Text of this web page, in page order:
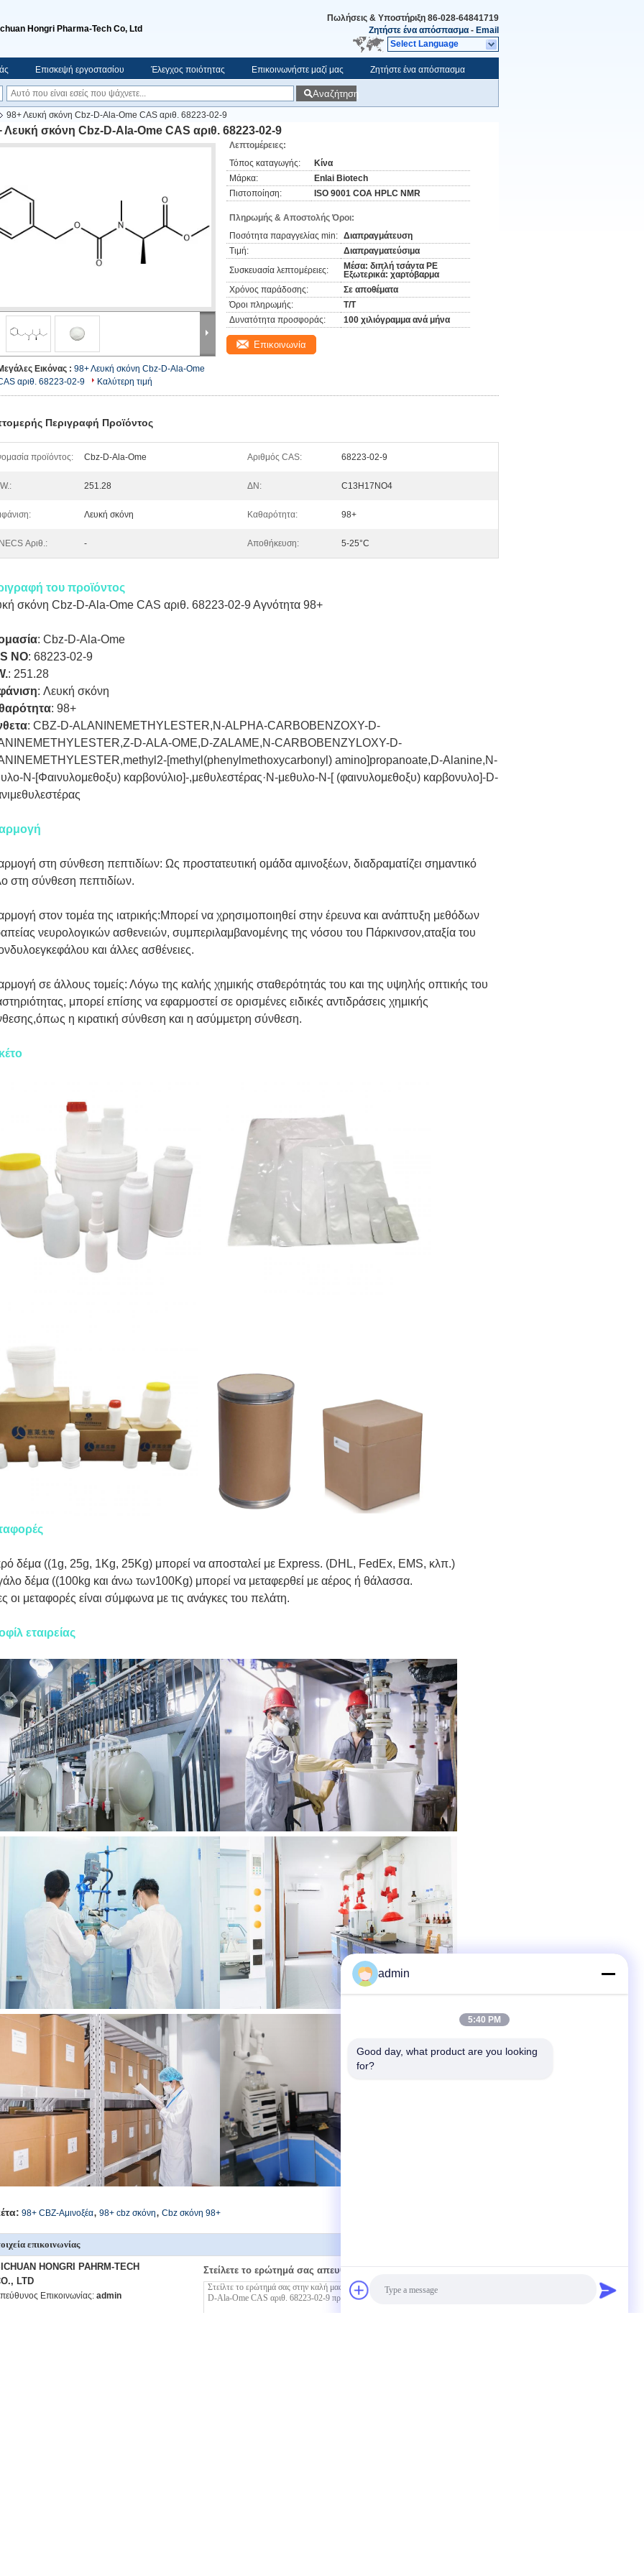
Hongri Pharma-Tech Co, Ltd
Πωλήσεις & Υποστήριξη 86-028-64841719
Ζητήστε ένα απόσπασμα - Email
Select Language
Επισκεψή εργοστασίου Έλεγχος ποιότητας Επικοινωνήστε μαζί μας Ζητήστε ένα απόσπασμα
Αναζήτηση
98+ Λευκή σκόνη Cbz-D-Ala-Ome CAS αριθ. 68223-02-9
Λευκή σκόνη Cbz-D-Ala-Ome CAS αριθ. 68223-02-9
Εικόνας : 98+ Λευκή σκόνη Cbz-D-Ala-Ome
αριθ. 68223-02-9
Καλύτερη τιμή
Λεπτομέρειες:
Τόπος καταγωγής:
Κίνα
Μάρκα:
Enlai Biotech
Πιστοποίηση:
ISO 9001 COA HPLC NMR
Πληρωμής & Αποστολής Όροι:
Ποσότητα παραγγελίας min: Διαπραγμάτευση
Τιμή:
Διαπραγματεύσιμα
Συσκευασία λεπτομέρειες:
Μέσα: διπλή τσάντα PE
Εξωτερικά: χαρτόβαρμα
Χρόνος παράδοσης:
Σε αποθέματα
Όροι πληρωμής:
Τ/Τ
Δυνατότητα προσφοράς:
100 χιλιόγραμμα ανά μήνα
Επικοινωνία
Περιγραφή Προϊόντος
προϊόντος: Cbz-D-Ala-Ome Αριθμός CAS: 68223-02-9
251.28 ΔΝ: C13H17NO4
Λευκή σκόνη Καθαρότητα: 98+
Αριθ.: - Αποθήκευση: 5-25°C
του προϊόντος
σκόνη Cbz-D-Ala-Ome CAS αριθ. 68223-02-9 Αγνότητα 98+
: Cbz-D-Ala-Ome
NO: 68223-02-9
: 251.28
: Λευκή σκόνη
: 98+
: CBZ-D-ALANINEMETHYLESTER,N-ALPHA-CARBOBENZOXY-D-
D-ALA-OME,D-ZALAME,N-CARBOBENZYLOXY-D-
[methyl(phenylmethoxycarbonyl) amino]propanoate,D-Alanine,N-
N-[Φαινυλομεθοξυ) καρβονύλιο]-,μεθυλεστέρας·N-μεθυλο-N-[ (φαινυλομεθοξυ) καρβονυλο]-D-
στη σύνθεση πεπτιδίων: Ως προστατευτική ομάδα αμινοξέων, διαδραματίζει σημαντικό
στη σύνθεση πεπτιδίων.
στον τομέα της ιατρικής:Μπορεί να χρησιμοποιηθεί στην έρευνα και ανάπτυξη μεθόδων
νευρολογικών ασθενειών, συμπεριλαμβανομένης της νόσου του Πάρκινσον,αταξία του
και άλλες ασθένειες.
σε άλλους τομείς: Λόγω της καλής χημικής σταθερότητάς του και της υψηλής οπτικής του
μπορεί επίσης να εφαρμοστεί σε ορισμένες ειδικές αντιδράσεις χημικής
η κιρατική σύνθεση και η ασύμμετρη σύνθεση.
δέμα ((1g, 25g, 1Kg, 25Kg) μπορεί να αποσταλεί με Express. (DHL, FedEx, EMS, κλπ.)
δέμα ((100kg και άνω των100Kg) μπορεί να μεταφερθεί με αέρος ή θάλασσα.
οι μεταφορές είναι σύμφωνα με τις ανάγκες του πελάτη.
εταιρείας
98+ CBZ-Αμινοξέα, 98+ cbz σκόνη, Cbz σκόνη 98+
επικοινωνίας
HONGRI PAHRM-TECH
LTD
Επικοινωνίας: admin
Στείλετε το ερώτημά σας απευθείας σε εμάς
admin
5:40 PM
Good day, what product are you looking
for?